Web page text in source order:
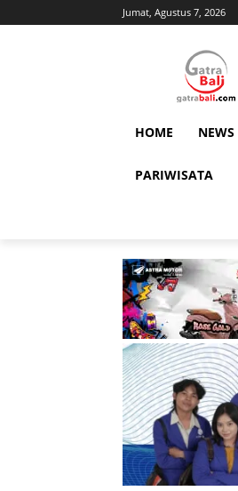
Jumat, Agustus 7, 2026
HOME NEWS
PARIWISATA